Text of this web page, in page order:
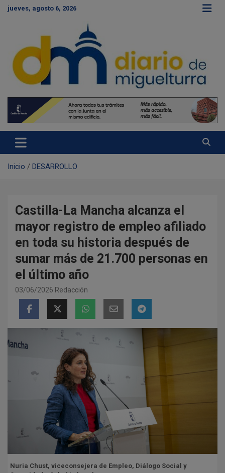
e
i
jueves, agosto 6, 2026
Diario de Miguelturra
Inicio DESARROLLO
Castilla-La Mancha alcanza el
mayor registro de empleo afiliado
en toda su historia después de
sumar más de 21.700 personas en
el último año
03/06/2026 Redacción
Nuria Chust, viceconsejera de Empleo, Diálogo Social y